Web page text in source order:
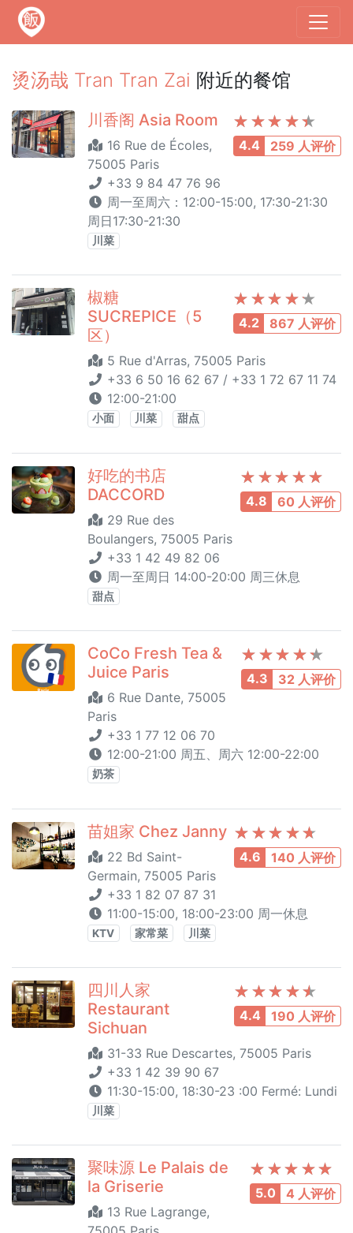
烫汤哉 Tran Tran Zai 附近的餐馆
4.4 259 人评价
川香阁 Asia Room
16 Rue de Écoles,
75005 Paris
+33 9 84 47 76 96
周一至周六：12:00-15:00, 17:30-21:30
周日17:30-21:30
川菜
4.2 867 人评价
椒糖
SUCREPICE（5
区）
5 Rue d'Arras, 75005 Paris
+33 6 50 16 62 67 / +33 1 72 67 11 74
12:00-21:00
小面 川菜 甜点
4.8 60 人评价
好吃的书店
DACCORD
29 Rue des
Boulangers, 75005 Paris
+33 1 42 49 82 06
周一至周日 14:00-20:00 周三休息
甜点
4.3 32 人评价
CoCo Fresh Tea &
Juice Paris
6 Rue Dante, 75005
Paris
+33 1 77 12 06 70
12:00-21:00 周五、周六 12:00-22:00
奶茶
4.6 140 人评价
苗姐家 Chez Janny
22 Bd Saint-
Germain, 75005 Paris
+33 1 82 07 87 31
11:00-15:00, 18:00-23:00 周一休息
KTV 家常菜 川菜
4.4 190 人评价
四川人家
Restaurant
Sichuan
31-33 Rue Descartes, 75005 Paris
+33 1 42 39 90 67
11:30-15:00, 18:30-23 :00 Fermé: Lundi
川菜
5.0 4 人评价
聚味源 Le Palais de
la Griserie
13 Rue Lagrange,